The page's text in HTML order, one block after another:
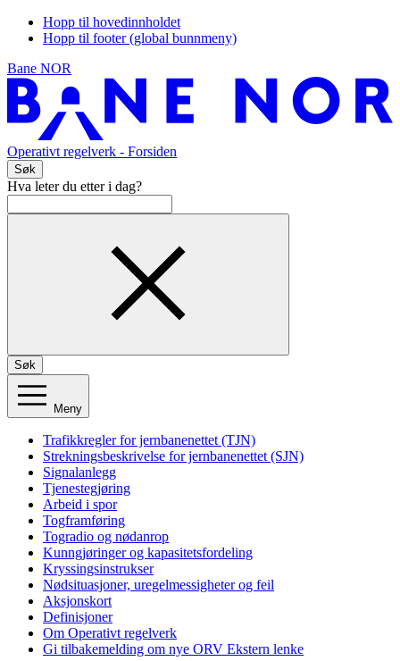
Hopp til hovedinnholdet
Hopp til footer (global bunnmeny)
Bane NOR
Operativt regelverk - Forsiden
Søk
Hva leter du etter i dag?
Søk
Meny
Trafikkregler for jernbanenettet (TJN)
Strekningsbeskrivelse for jernbanenettet (SJN)
Signalanlegg
Tjenestegjøring
Arbeid i spor
Togframføring
Togradio og nødanrop
Kunngjøringer og kapasitetsfordeling
Kryssingsinstrukser
Nødsituasjoner, uregelmessigheter og feil
Aksjonskort
Definisjoner
Om Operativt regelverk
Gi tilbakemelding om nye ORV Ekstern lenke